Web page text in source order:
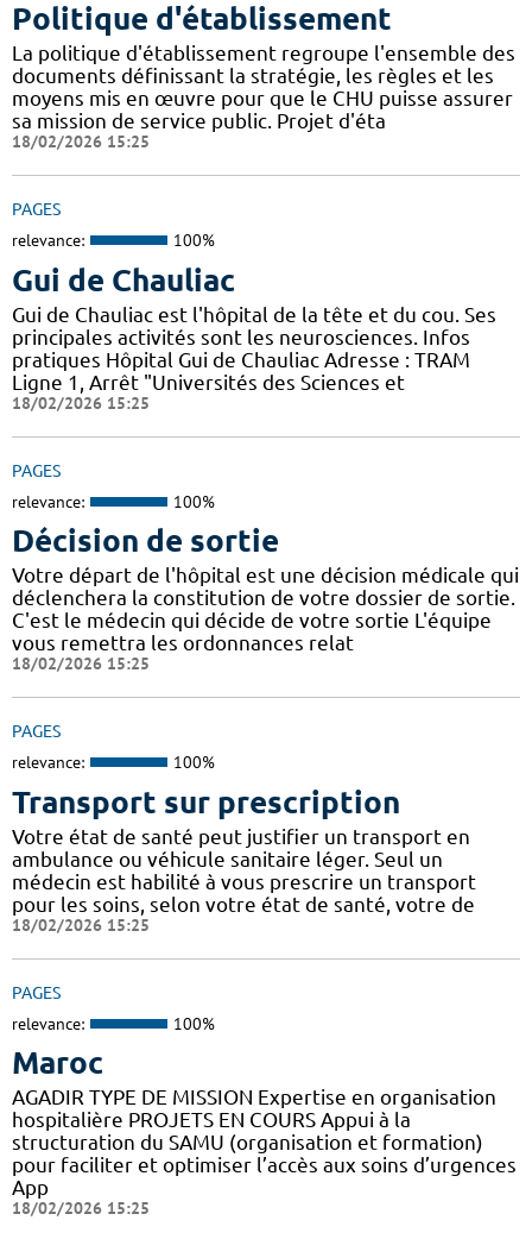
Politique d'établissement
La politique d'établissement regroupe l'ensemble des
documents définissant la stratégie, les règles et les
moyens mis en œuvre pour que le CHU puisse assurer
sa mission de service public. Projet d'éta
18/02/2026 15:25
PAGES
relevance: 100%
Gui de Chauliac
Gui de Chauliac est l'hôpital de la tête et du cou. Ses
principales activités sont les neurosciences. Infos
pratiques Hôpital Gui de Chauliac Adresse : TRAM
Ligne 1, Arrêt "Universités des Sciences et
18/02/2026 15:25
PAGES
relevance: 100%
Décision de sortie
Votre départ de l'hôpital est une décision médicale qui
déclenchera la constitution de votre dossier de sortie.
C'est le médecin qui décide de votre sortie L'équipe
vous remettra les ordonnances relat
18/02/2026 15:25
PAGES
relevance: 100%
Transport sur prescription
Votre état de santé peut justifier un transport en
ambulance ou véhicule sanitaire léger. Seul un
médecin est habilité à vous prescrire un transport
pour les soins, selon votre état de santé, votre de
18/02/2026 15:25
PAGES
relevance: 100%
Maroc
AGADIR TYPE DE MISSION Expertise en organisation
hospitalière PROJETS EN COURS Appui à la
structuration du SAMU (organisation et formation)
pour faciliter et optimiser l’accès aux soins d’urgences
App
18/02/2026 15:25